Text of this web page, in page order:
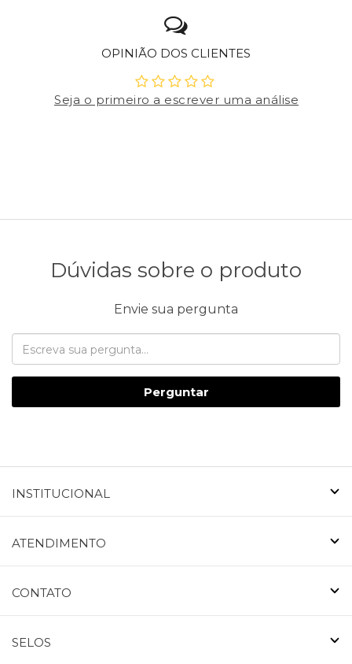
OPINIÃO DOS CLIENTES
Seja o primeiro a escrever uma análise
Dúvidas sobre o produto
Envie sua pergunta
Perguntar
INSTITUCIONAL
ATENDIMENTO
CONTATO
SELOS